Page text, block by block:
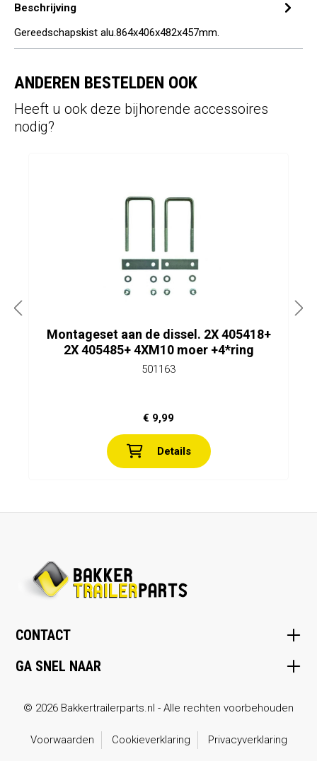
Beschrijving
Gereedschapskist alu.864x406x482x457mm.
ANDEREN BESTELDEN OOK
Heeft u ook deze bijhorende accessoires
nodig?
Montageset aan de dissel. 2X 405418+
2X 405485+ 4XM10 moer +4*ring
501163
€ 9,99
Details
CONTACT
GA SNEL NAAR
© 2026 Bakkertrailerparts.nl - Alle rechten voorbehouden
Voorwaarden Cookieverklaring Privacyverklaring